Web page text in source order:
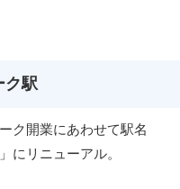
ク駅
ク開業にあわせて駅名
にリニューアル。